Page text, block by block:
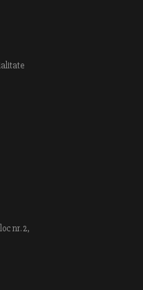
nr. 2,